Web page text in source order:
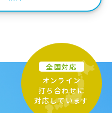
全国対応
オンライン
打ち合わせに
対応しています